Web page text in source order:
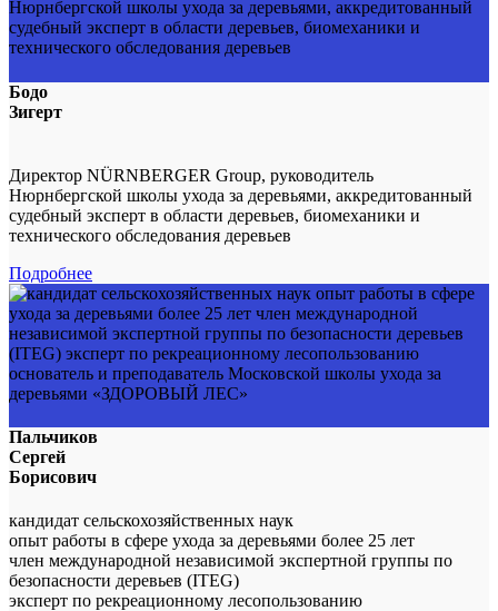
Бодо
Зигерт
Директор NÜRNBERGER Group, руководитель
Нюрнбергской школы ухода за деревьями, аккредитованный
судебный эксперт в области деревьев, биомеханики и
технического обследования деревьев
Подробнее
Пальчиков
Сергей
Борисович
кандидат сельскохозяйственных наук
опыт работы в сфере ухода за деревьями более 25 лет
член международной независимой экспертной группы по
безопасности деревьев (ITEG)
эксперт по рекреационному лесопользованию